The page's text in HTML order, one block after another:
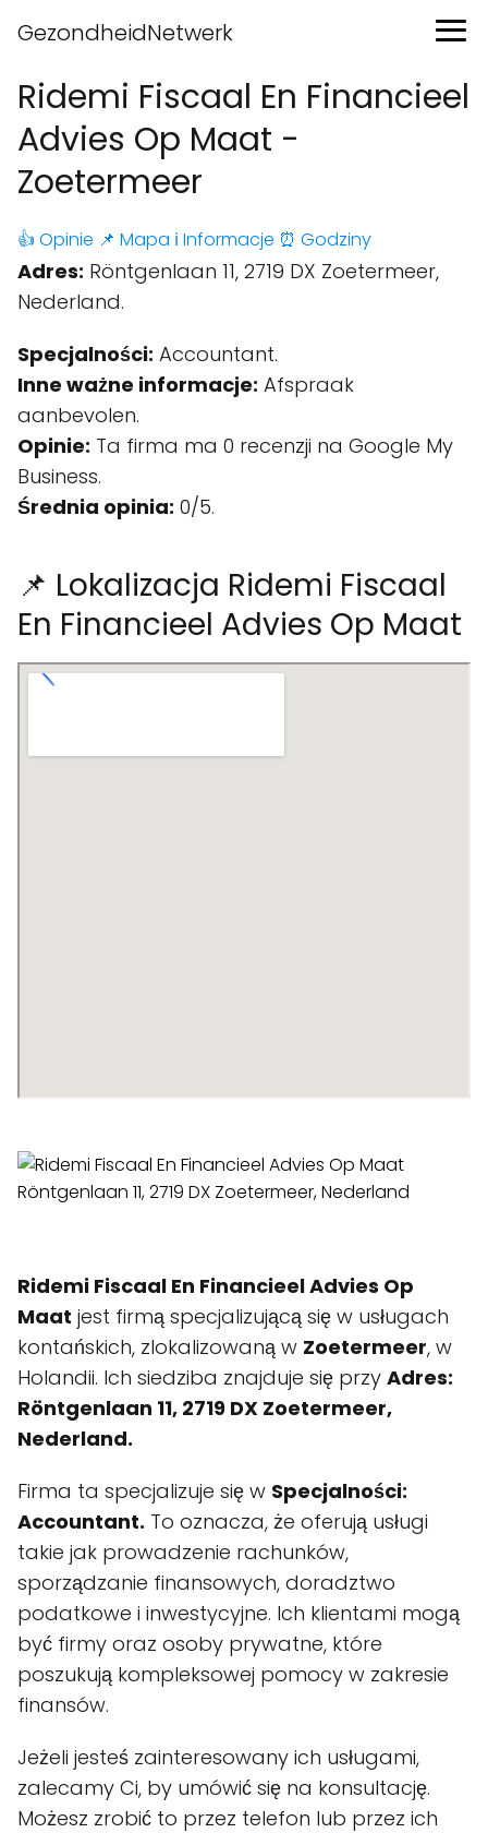
GezondheidNetwerk
Ridemi Fiscaal En Financieel
Advies Op Maat -
Zoetermeer
👍 Opinie 📌 Mapa ℹ️ Informacje ⏰ Godziny
Adres: Röntgenlaan 11, 2719 DX Zoetermeer,
Nederland.
Specjalności: Accountant.
Inne ważne informacje: Afspraak
aanbevolen.
Opinie: Ta firma ma 0 recenzji na Google My
Business.
Średnia opinia: 0/5.
📌 Lokalizacja Ridemi Fiscaal
En Financieel Advies Op Maat
Ridemi Fiscaal En Financieel Advies Op
Maat jest firmą specjalizującą się w usługach
kontańskich, zlokalizowaną w Zoetermeer, w
Holandii. Ich siedziba znajduje się przy Adres:
Röntgenlaan 11, 2719 DX Zoetermeer,
Nederland.
Firma ta specjalizuje się w Specjalności:
Accountant. To oznacza, że oferują usługi
takie jak prowadzenie rachunków,
sporządzanie finansowych, doradztwo
podatkowe i inwestycyjne. Ich klientami mogą
być firmy oraz osoby prywatne, które
poszukują kompleksowej pomocy w zakresie
finansów.
Jeżeli jesteś zainteresowany ich usługami,
zalecamy Ci, by umówić się na konsultację.
Możesz zrobić to przez telefon lub przez ich